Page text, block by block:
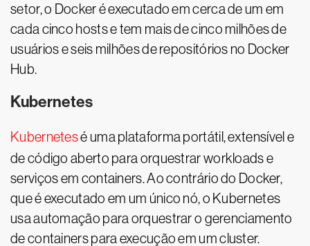
setor, o Docker é executado em cerca de um em
cada cinco hosts e tem mais de cinco milhões de
usuários e seis milhões de repositórios no Docker
Hub.
Kubernetes
Kubernetesé uma plataforma portátil, extensível e
de código aberto para orquestrar workloads e
serviços em containers. Ao contrário do Docker,
que é executado em um único nó, o Kubernetes
usa automação para orquestrar o gerenciamento
de containers para execução em um cluster.